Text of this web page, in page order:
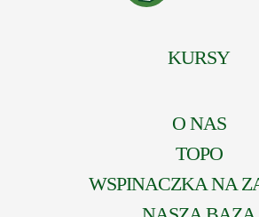
KURSY
O NAS
TOPO
WSPINACZKA NA